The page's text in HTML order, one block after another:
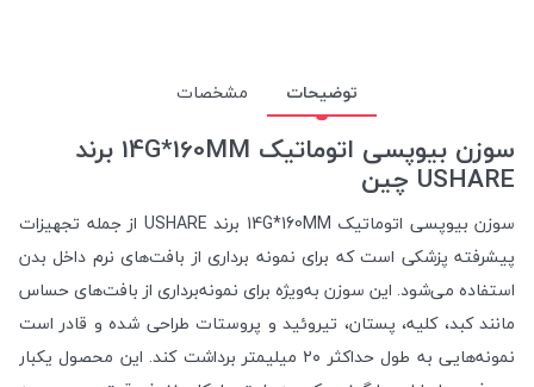
توضیحات مشخصات
سوزن بیوپسی اتوماتیک 14G*160MM برند
USHARE چین
سوزن بیوپسی اتوماتیک 14G*160MM برند USHARE از جمله تجهیزات
پیشرفته پزشکی است که برای نمونه برداری از بافت‌های نرم داخل بدن
استفاده می‌شود. این سوزن به‌ویژه برای نمونه‌برداری از بافت‌های حساس
مانند کبد، کلیه، پستان، تیروئید و پروستات طراحی شده و قادر است
نمونه‌هایی به طول حداکثر ۲۰ میلیمتر برداشت کند. این محصول یکبار